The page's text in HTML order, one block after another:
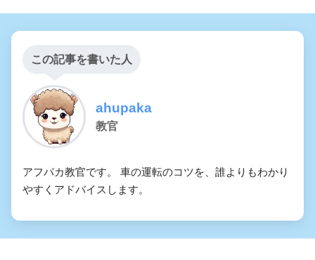
この記事を書いた人
ahupaka
教官
アフパカ教官です。 車の運転のコツを、誰よりもわかり
やすくアドバイスします。